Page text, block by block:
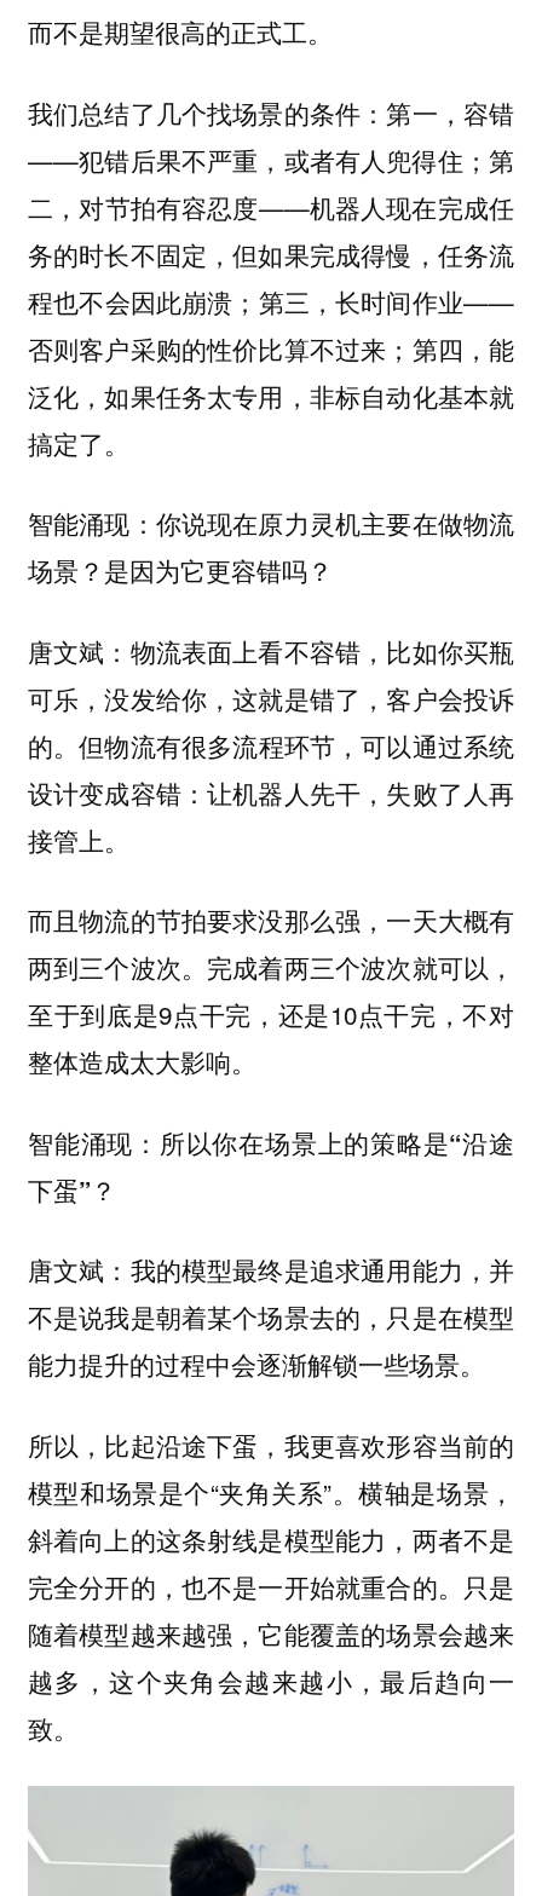
而不是期望很高的正式工。
我们总结了几个找场景的条件：第一，容错
——犯错后果不严重，或者有人兜得住；第
二，对节拍有容忍度——机器人现在完成任
务的时长不固定，但如果完成得慢，任务流
程也不会因此崩溃；第三，长时间作业——
否则客户采购的性价比算不过来；第四，能
泛化，如果任务太专用，非标自动化基本就
搞定了。
智能涌现：你说现在原力灵机主要在做物流
场景？是因为它更容错吗？
唐文斌：物流表面上看不容错，比如你买瓶
可乐，没发给你，这就是错了，客户会投诉
的。但物流有很多流程环节，可以通过系统
设计变成容错：让机器人先干，失败了人再
接管上。
而且物流的节拍要求没那么强，一天大概有
两到三个波次。完成着两三个波次就可以，
至于到底是9点干完，还是10点干完，不对
整体造成太大影响。
智能涌现：所以你在场景上的策略是“沿途
下蛋”？
唐文斌：我的模型最终是追求通用能力，并
不是说我是朝着某个场景去的，只是在模型
能力提升的过程中会逐渐解锁一些场景。
所以，比起沿途下蛋，我更喜欢形容当前的
模型和场景是个“夹角关系”。横轴是场景，
斜着向上的这条射线是模型能力，两者不是
完全分开的，也不是一开始就重合的。只是
随着模型越来越强，它能覆盖的场景会越来
越多，这个夹角会越来越小，最后趋向一
致。